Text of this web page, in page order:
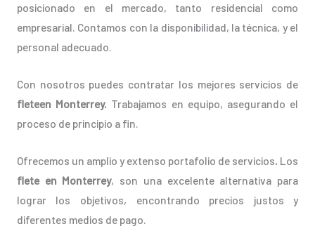
posicionado en el mercado, tanto residencial como
empresarial. Contamos con la disponibilidad, la técnica, y el
personal adecuado.
Con nosotros puedes contratar los mejores servicios de
fleteen Monterrey. Trabajamos en equipo, asegurando el
proceso de principio a fin.
Ofrecemos un amplio y extenso portafolio de servicios. Los
flete en Monterrey, son una excelente alternativa para
lograr los objetivos, encontrando precios justos y
diferentes medios de pago.